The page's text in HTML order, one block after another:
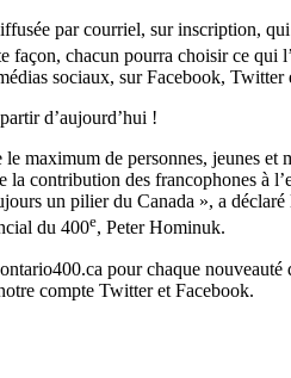
par courriel, sur inscription,
façon, chacun pourra choisir ce qui
sociaux, sur Facebook, Twitter
d’aujourd’hui !
maximum de personnes, jeunes et
la contribution des francophones à
un pilier du Canada », a
du 400e, Peter Hominuk.
pour chaque nouveauté
compte Twitter et Facebook.